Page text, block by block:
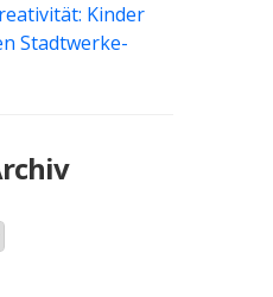
Kinder
Stadtwerke-